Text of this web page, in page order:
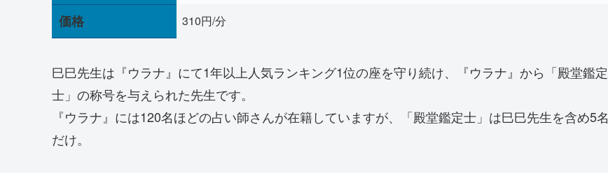
価格 310円/分
巳巳先生は『ウラナ』にて1年以上人気ランキング1位の座を守り続け、『ウラナ』から「殿堂鑑定
士」の称号を与えられた先生です。
『ウラナ』には120名ほどの占い師さんが在籍していますが、「殿堂鑑定士」は巳巳先生を含め5名
だけ。